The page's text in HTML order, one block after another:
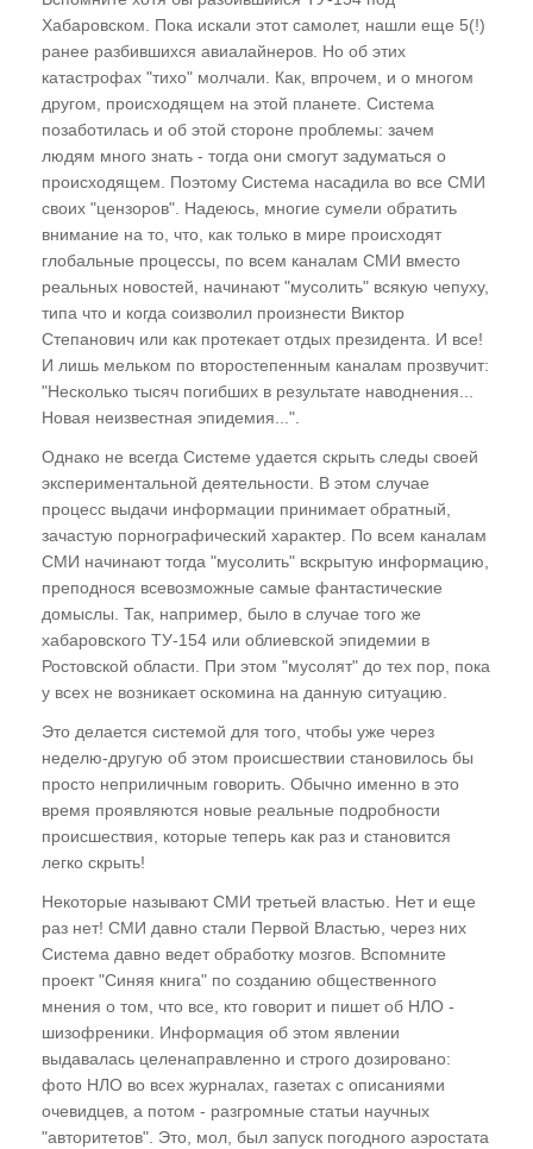
Энергоинформационное воздействие через
Практическое задание
Программа зомбирования
Бегом от инфаркта к инсульту. Спорт и
"братья по разуму"
Энергоинформационные аспекты в
архитектуре и градостроительстве
Полтергейстные явления в Ростове-на-Дону.
И не только... Взаимосвязь с УФО-
проявлениями
Кармические преступления медицины. Что
скрывается за переливанием крови.
Инкарнационные последствия
хирургического вмешательства и
медикаментозного лечения. Как выжить
после лечения в больнице
ГЛАВА ДЕСЯТАЯ
возникновения болезней и иных патогенных
Программа Внедрения и ее основные этапы
Аллергия
Онкология
СПИД
Программы "А" и "Стелла"
ГЛАВА ОДИННАДЦАТАЯ
"Астральные перехлесты". Оборотни -
вымысел или реальность?
Мужчина и женщина. "Две тысячи лет война.
Война без особых причин...". Не записанные
Хабаровском. Пока искали этот самолет, нашли еще 5(!)
ранее разбившихся авиалайнеров. Но об этих
катастрофах "тихо" молчали. Как, впрочем, и о многом
другом, происходящем на этой планете. Система
позаботилась и об этой стороне проблемы: зачем
людям много знать - тогда они смогут задуматься о
происходящем. Поэтому Система насадила во все СМИ
своих "цензоров". Надеюсь, многие сумели обратить
внимание на то, что, как только в мире происходят
глобальные процессы, по всем каналам СМИ вместо
реальных новостей, начинают "мусолить" всякую чепуху,
типа что и когда соизволил произнести Виктор
Степанович или как протекает отдых президента. И все!
И лишь мельком по второстепенным каналам прозвучит:
"Несколько тысяч погибших в результате наводнения...
Новая неизвестная эпидемия...".
Однако не всегда Системе удается скрыть следы своей
экспериментальной деятельности. В этом случае
процесс выдачи информации принимает обратный,
зачастую порнографический характер. По всем каналам
СМИ начинают тогда "мусолить" вскрытую информацию,
преподнося всевозможные самые фантастические
домыслы. Так, например, было в случае того же
хабаровского ТУ-154 или облиевской эпидемии в
Ростовской области. При этом "мусолят" до тех пор, пока
у всех не возникает оскомина на данную ситуацию.
Это делается системой для того, чтобы уже через
неделю-другую об этом происшествии становилось бы
просто неприличным говорить. Обычно именно в это
время проявляются новые реальные подробности
происшествия, которые теперь как раз и становится
легко скрыть!
Некоторые называют СМИ третьей властью. Нет и еще
раз нет! СМИ давно стали Первой Властью, через них
Система давно ведет обработку мозгов. Вспомните
проект "Синяя книга" по созданию общественного
мнения о том, что все, кто говорит и пишет об НЛО -
шизофреники. Информация об этом явлении
выдавалась целенаправленно и строго дозировано:
фото НЛО во всех журналах, газетах с описаниями
очевидцев, а потом - разгромные статьи научных
"авторитетов". Это, мол, был запуск погодного аэростата